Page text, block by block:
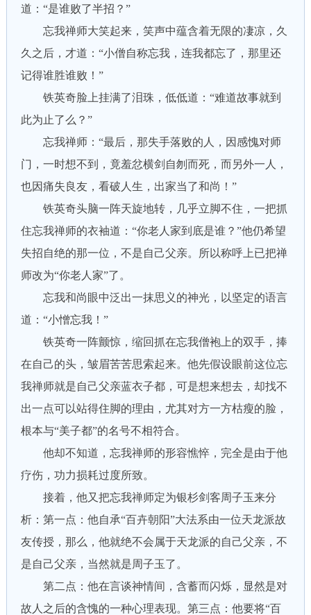
道：“是谁败了半招？”
忘我禅师大笑起来，笑声中蕴含着无限的凄凉，久
久之后，才道：“小僧自称忘我，连我都忘了，那里还
记得谁胜谁败！”
铁英奇脸上挂满了泪珠，低低道：“难道故事就到
此为止了么？”
忘我禅师：“最后，那失手落败的人，因感愧对师
门，一时想不到，竟羞忿横剑自刎而死，而另外一人，
也因痛失良友，看破人生，出家当了和尚！”
铁英奇头脑一阵天旋地转，几乎立脚不住，一把抓
住忘我禅师的衣袖道：“你老人家到底是谁？”他仍希望
失招自绝的那一位，不是自己父亲。所以称呼上已把禅
师改为“你老人家”了。
忘我和尚眼中泛出一抹思义的神光，以坚定的语言
道：“小憎忘我！”
铁英奇一阵颤惊，缩回抓在忘我僧袍上的双手，捧
在自己的头，皱眉苦苦思索起来。他先假设眼前这位忘
我禅师就是自己父亲蓝衣子都，可是想来想去，却找不
出一点可以站得住脚的理由，尤其对方一方枯瘦的脸，
根本与“美子都”的名号不相符合。
他却不知道，忘我禅师的形容憔悴，完全是由于他
疗伤，功力损耗过度所致。
接着，他又把忘我禅师定为银杉剑客周子玉来分
析：第一点：他自承“百卉朝阳”大法系由一位天龙派故
友传授，那么，他就绝不会属于天龙派的自己父亲，不
是自己父亲，当然就是周子玉了。
第二点：他在言谈神情间，含蓄而闪烁，显然是对
故人之后的含愧的一种心理表现。第三点：他要将“百